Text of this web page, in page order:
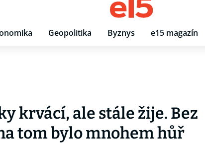
Geopolitika Byznys e15 magazín
krvácí, ale stále žije. Bez
tom bylo mnohem hůř